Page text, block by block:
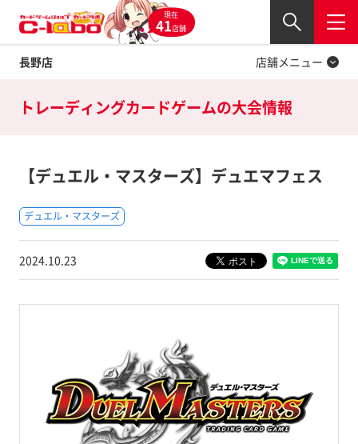
現在
41店舗
長野店
閉じる
店舗メニュー
Twitter
トレーディングカードゲームの大会情報
【デュエル・マスターズ】デュエマフェス
デュエル・マスターズ
2024.10.23